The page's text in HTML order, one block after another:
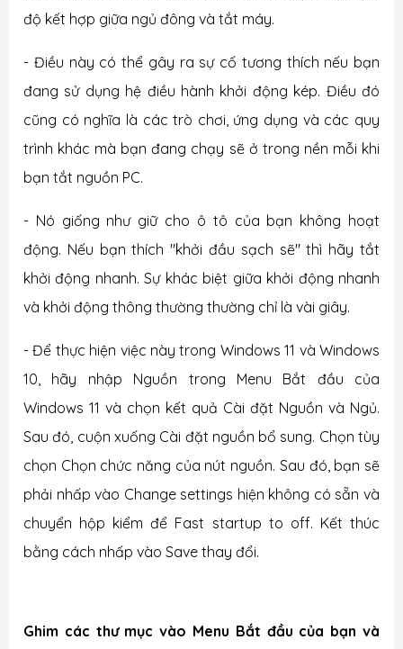
độ kết hợp giữa ngủ đông và tắt máy.
- Điều này có thể gây ra sự cố tương thích nếu bạn
đang sử dụng hệ điều hành khởi động kép. Điều đó
cũng có nghĩa là các trò chơi, ứng dụng và các quy
trình khác mà bạn đang chạy sẽ ở trong nền mỗi khi
bạn tắt nguồn PC.
- Nó giống như giữ cho ô tô của bạn không hoạt
động. Nếu bạn thích "khởi đầu sạch sẽ" thì hãy tắt
khởi động nhanh. Sự khác biệt giữa khởi động nhanh
và khởi động thông thường thường chỉ là vài giây.
- Để thực hiện việc này trong Windows 11 và Windows
10, hãy nhập Nguồn trong Menu Bắt đầu của
Windows 11 và chọn kết quả Cài đặt Nguồn và Ngủ.
Sau đó, cuộn xuống Cài đặt nguồn bổ sung. Chọn tùy
chọn Chọn chức năng của nút nguồn. Sau đó, bạn sẽ
phải nhấp vào Change settings hiện không có sẵn và
chuyển hộp kiểm để Fast startup to off. Kết thúc
bằng cách nhấp vào Save thay đổi.
Ghim các thư mục vào Menu Bắt đầu của bạn và